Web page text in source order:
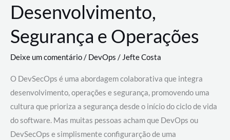
Desenvolvimento,
Segurança e Operações
Deixe um comentário/ DevOps /Jefte Costa
O DevSecOps é uma abordagem colaborativa que integra
desenvolvimento, operações e segurança, promovendo uma
cultura que prioriza a segurança desde o início do ciclo de vida
do software. Mas muitas pessoas acham que DevOps ou
DevSecOps e simplismente configurarção de uma